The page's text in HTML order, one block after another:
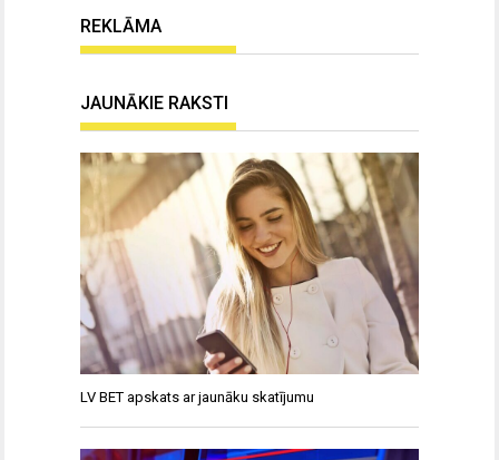
REKLĀMA
JAUNĀKIE RAKSTI
LV BET apskats ar jaunāku skatījumu